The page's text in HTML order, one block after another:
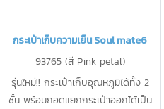
กระเป๋าเก็บความเย็น Soul mate6
93765 (สี Pink petal)
รุ่นใหม่!! กระเป๋าเก็บอุณหภูมิได้ทั้ง 2
ชั้น พร้อมถอดแยกกระเป๋าออกได้เป็น